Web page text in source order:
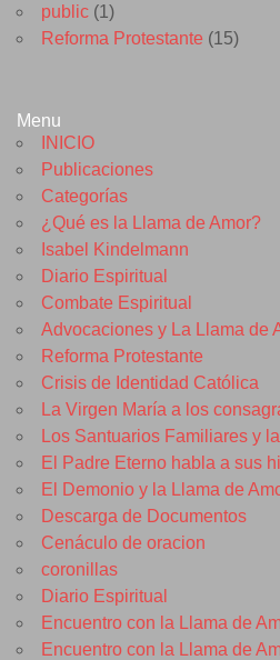
public (1)
Reforma Protestante (15)
Menu
INICIO
Publicaciones
Categorías
¿Qué es la Llama de Amor?
Isabel Kindelmann
Diario Espiritual
Combate Espiritual
Advocaciones y La Llama de
Reforma Protestante
Crisis de Identidad Católica
La Virgen María a los
Los Santuarios Familiares y
El Padre Eterno habla a sus
El Demonio y la Llama de
Descarga de Documentos
Cenáculo de oracion
coronillas
Diario Espiritual
Encuentro con la Llama de
Encuentro con la Llama de